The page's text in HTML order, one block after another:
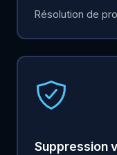
Résolution de
Suppression